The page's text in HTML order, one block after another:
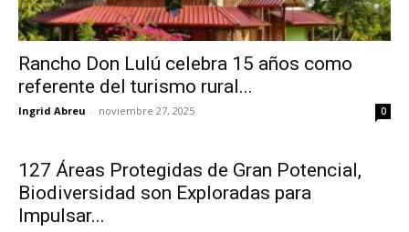
Rancho Don Lulú celebra 15 años como
referente del turismo rural...
Ingrid Abreu - noviembre 27, 2025 0
127 Áreas Protegidas de Gran Potencial,
Biodiversidad son Exploradas para
Impulsar...